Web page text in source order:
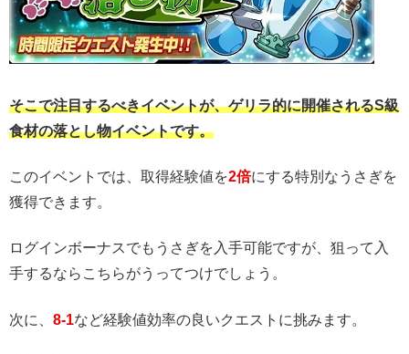
そこで注目するべきイベントが、ゲリラ的に開催されるS級
食材の落とし物イベントです。
このイベントでは、取得経験値を2倍にする特別なうさぎを
獲得できます。
ログインボーナスでもうさぎを入手可能ですが、狙って入
手するならこちらがうってつけでしょう。
次に、 8-1など経験値効率の良いクエストに挑みます。